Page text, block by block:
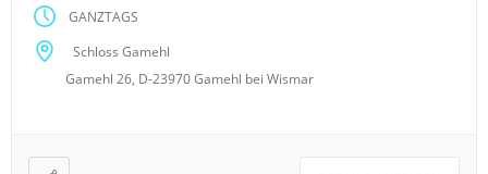
Schlosspark Gutshauszimmer sind Gutshauszimmer
Superior (Suiten) bieten ausreichend […]
GANZTAGS
Schloss Gamehl
Gamehl 26, D-23970 Gamehl bei Wismar